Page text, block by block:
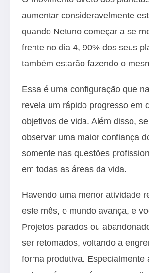
aumentar consideravelmente
quando Netuno começar a se
frente no dia 4, 90% dos seus
também estarão fazendo o
Essa é uma configuração que
revela um rápido progresso em
objetivos de vida. Além disso,
observar uma maior confiança
somente nas questões
em todas as áreas da vida.
Havendo uma menor atividade
este mês, o mundo avança, e
Projetos parados ou
ser retomados, voltando a
forma produtiva. Especialmente